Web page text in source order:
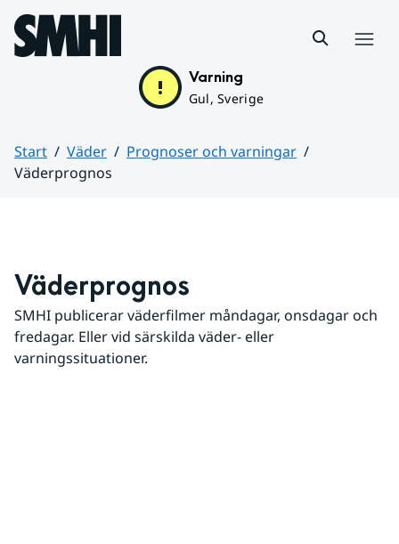
Hoppa till sidans innehåll
Varning
Gul, Sverige
Start Väder
Prognoser och varningar
Väderprognos
Väderprognos
SMHI publicerar väderfilmer måndagar, onsdagar och
fredagar. Eller vid särskilda väder- eller
varningssituationer.